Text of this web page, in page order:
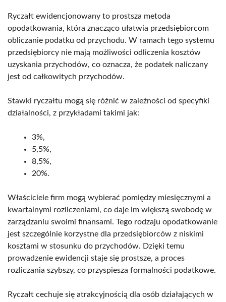
Ryczałt ewidencjonowany to prostsza metoda
opodatkowania, która znacząco ułatwia przedsiębiorcom
obliczanie podatku od przychodu. W ramach tego systemu
przedsiębiorcy nie mają możliwości odliczenia kosztów
uzyskania przychodów, co oznacza, że podatek naliczany
jest od całkowitych przychodów.
Stawki ryczałtu mogą się różnić w zależności od specyfiki
działalności, z przykładami takimi jak:
3%,
5,5%,
8,5%,
20%.
Właściciele firm mogą wybierać pomiędzy miesięcznymi a
kwartalnymi rozliczeniami, co daje im większą swobodę w
zarządzaniu swoimi finansami. Tego rodzaju opodatkowanie
jest szczególnie korzystne dla przedsiębiorców z niskimi
kosztami w stosunku do przychodów. Dzięki temu
prowadzenie ewidencji staje się prostsze, a proces
rozliczania szybszy, co przyspiesza formalności podatkowe.
Ryczałt cechuje się atrakcyjnością dla osób działających w